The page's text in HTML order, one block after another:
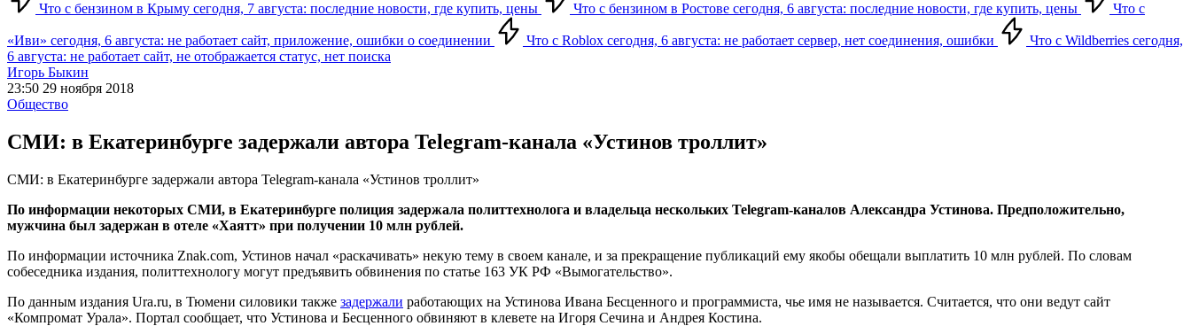
Что с бензином в Крыму сегодня, 7 августа: последние новости, где купить, цены Что с бензином в Ростове сегодня, 6 августа: последние новости, где купить, цены Что с
«Иви» сегодня, 6 августа: не работает сайт, приложение, ошибки о соединении Что с Roblox сегодня, 6 августа: не работает сервер, нет соединения, ошибки
Что с Wildberries сегодня,
6 августа: не работает сайт, не отображается статус, нет поиска
Игорь Быкин
23:50 29 ноября 2018
Общество
СМИ: в Екатеринбурге задержали автора Telegram-канала «Устинов троллит»
СМИ: в Екатеринбурге задержали автора Telegram-канала «Устинов троллит»
По информации некоторых СМИ, в Екатеринбурге полиция задержала политтехнолога и владельца нескольких Telegram-каналов Александра Устинова. Предположительно,
мужчина был задержан в отеле «Хаятт» при получении 10 млн рублей.
По информации источника Znak.com, Устинов начал «раскачивать» некую тему в своем канале, и за прекращение публикаций ему якобы обещали выплатить 10 млн рублей. По словам
собеседника издания, политтехнологу могут предъявить обвинения по статье 163 УК РФ «Вымогательство».
По данным издания Ura.ru, в Тюмени силовики также задержали работающих на Устинова Ивана Бесценного и программиста, чье имя не называется. Считается, что они ведут сайт
«Компромат Урала». Портал сообщает, что Устинова и Бесценного обвиняют в клевете на Игоря Сечина и Андрея Костина.